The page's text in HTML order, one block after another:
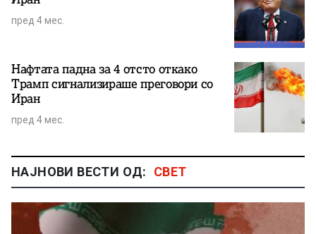
пред 4 мес.
Нафтата падна за 4 отсто откако
Трамп сигнализираше преговори со
Иран
пред 4 мес.
НАЈНОВИ ВЕСТИ ОД: СВЕТ